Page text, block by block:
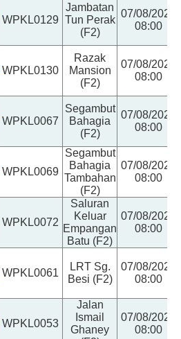
WPKL0129
Jambatan
Tun Perak
(F2)
07/08/2026
08:00
WPKL0130
Razak
Mansion
(F2)
07/08/2026
08:00
WPKL0067
Segambut
Bahagia
(F2)
07/08/2026
08:00
WPKL0069
Segambut
Bahagia
Tambahan
(F2)
07/08/2026
08:00
WPKL0072
Saluran
Keluar
Empangan
Batu (F2)
07/08/2026
08:00
WPKL0061
LRT Sg.
Besi (F2)
07/08/2026
08:00
WPKL0053
Jalan
Ismail
Ghaney
07/08/2026
08:00